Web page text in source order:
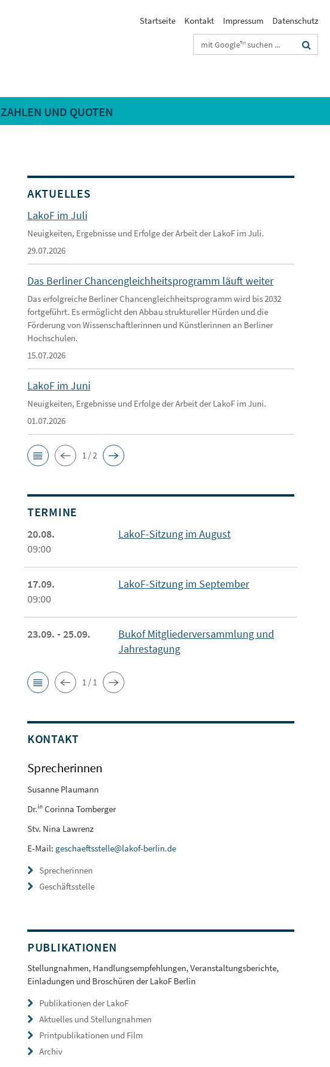
Startseite Kontakt Impressum
Datenschutz
Suchbegriffe
ZAHLEN UND QUOTEN
AKTUELLES
LakoF im Juli
Neuigkeiten, Ergebnisse und Erfolge der Arbeit der LakoF im Juli.
29.07.2026
Das Berliner Chancengleichheitsprogramm läuft weiter
Das erfolgreiche Berliner Chancengleichheitsprogramm wird bis 2032
fortgeführt. Es ermöglicht den Abbau struktureller Hürden und die
Förderung von Wissenschaftlerinnen und Künstlerinnen an Berliner
Hochschulen.
15.07.2026
LakoF im Juni
Neuigkeiten, Ergebnisse und Erfolge der Arbeit der LakoF im Juni.
01.07.2026
1 / 2
TERMINE
20.08.
09:00
LakoF-Sitzung im August
17.09.
09:00
LakoF-Sitzung im September
23.09. - 25.09.
Bukof Mitgliederversammlung und
Jahrestagung
1 / 1
KONTAKT
Sprecherinnen
Susanne Plaumann
Dr.in Corinna Tomberger
Stv. Nina Lawrenz
E-Mail: geschaeftsstelle@lakof-berlin.de
Sprecherinnen
Geschäftsstelle
PUBLIKATIONEN
Stellungnahmen, Handlungsempfehlungen, Veranstaltungsberichte,
Einladungen und Broschüren der LakoF Berlin
Publikationen der LakoF
Aktuelles und Stellungnahmen
Printpublikationen und Film
Archiv